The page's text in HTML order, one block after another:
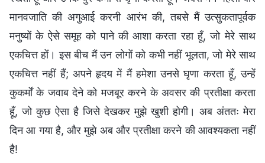
मानवजाति की अगुआई करनी आरंभ की, तबसे मैं उत्सुकतापूर्वक
मनुष्यों के ऐसे समूह को पाने की आशा करता रहा हूँ, जो मेरे साथ
एकचित्त हों। इस बीच मैं उन लोगों को कभी नहीं भूलता, जो मेरे साथ
एकचित्त नहीं हैं; अपने हृदय में मैं हमेशा उनसे घृणा करता हूँ, उन्हें
कुकर्मों के जवाब देने को मजबूर करने के अवसर की प्रतीक्षा करता
हूँ, जो कुछ ऐसा है जिसे देखकर मुझे खुशी होगी। अब अंततः मेरा
दिन आ गया है, और मुझे अब और प्रतीक्षा करने की आवश्यकता नहीं
है!